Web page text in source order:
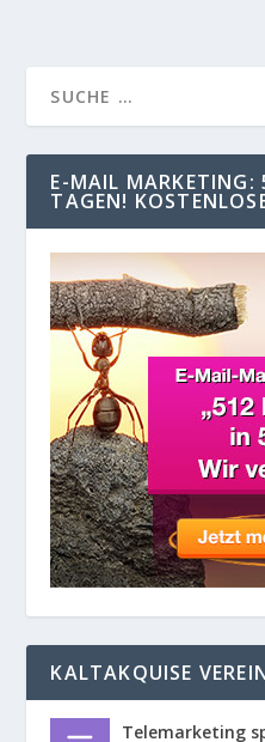
E-MAIL MARKETING:
TAGEN!
KALTAKQUISE
Telemarketing